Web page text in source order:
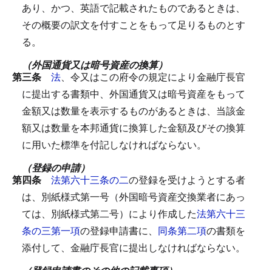
あり、かつ、英語で記載されたものであるときは、
その概要の訳文を付すことをもって足りるものとす
る。
（外国通貨又は暗号資産の換算）
第三条 法、令又はこの府令の規定により金融庁長官
に提出する書類中、外国通貨又は暗号資産をもって
金額又は数量を表示するものがあるときは、当該金
額又は数量を本邦通貨に換算した金額及びその換算
に用いた標準を付記しなければならない。
（登録の申請）
第四条 法第六十三条の二の登録を受けようとする者
は、別紙様式第一号（外国暗号資産交換業者にあっ
ては、別紙様式第二号）により作成した法第六十三
条の三第一項の登録申請書に、 同条第二項の書類を
添付して、金融庁長官に提出しなければならない。